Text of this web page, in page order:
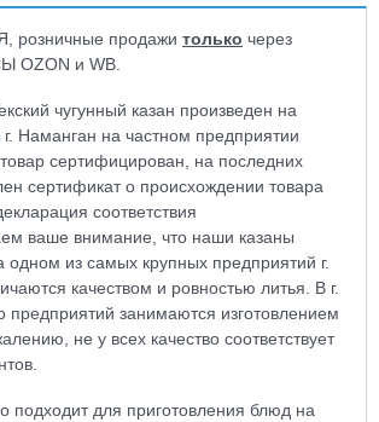
розничные продажи только через
OZON и WB.
чугунный казан произведен на
г. Наманган на частном предприятии
сертифицирован, на последних
сертификат о происхождении товара
соответствия
ваше внимание, что наши казаны
одном из самых крупных предприятий г.
качеством и ровностью литья. В г.
предприятий занимаются изготовлением
не у всех качество соответствует
подходит для приготовления блюд на